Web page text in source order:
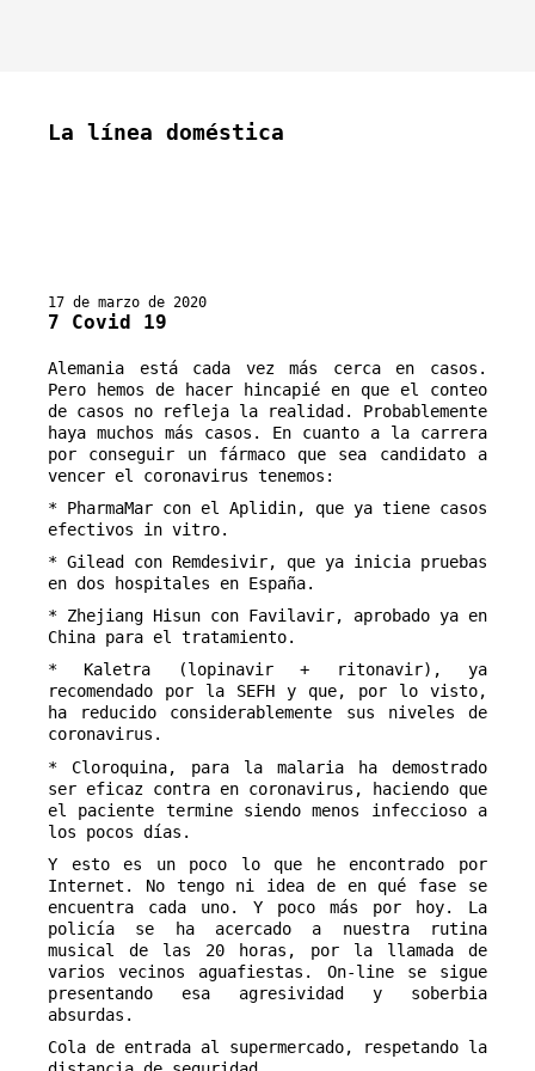
La línea doméstica
17 de marzo de 2020
7 Covid 19
Alemania está cada vez más cerca en casos.
Pero hemos de hacer hincapié en que el conteo
de casos no refleja la realidad. Probablemente
haya muchos más casos. En cuanto a la carrera
por conseguir un fármaco que sea candidato a
vencer el coronavirus tenemos:
* PharmaMar con el Aplidin, que ya tiene casos
efectivos in vitro.
* Gilead con Remdesivir, que ya inicia pruebas
en dos hospitales en España.
* Zhejiang Hisun con Favilavir, aprobado ya en
China para el tratamiento.
* Kaletra (lopinavir + ritonavir), ya
recomendado por la SEFH y que, por lo visto,
ha reducido considerablemente sus niveles de
coronavirus.
* Cloroquina, para la malaria ha demostrado
ser eficaz contra en coronavirus, haciendo que
el paciente termine siendo menos infeccioso a
los pocos días.
Y esto es un poco lo que he encontrado por
Internet. No tengo ni idea de en qué fase se
encuentra cada uno. Y poco más por hoy. La
policía se ha acercado a nuestra rutina
musical de las 20 horas, por la llamada de
varios vecinos aguafiestas. On-line se sigue
presentando esa agresividad y soberbia
absurdas.
Cola de entrada al supermercado, respetando la